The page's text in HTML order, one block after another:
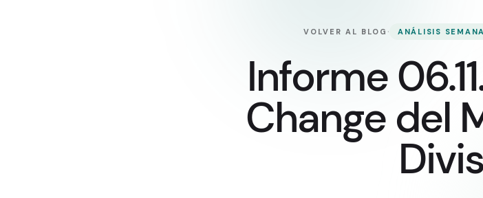
VOLVER AL BLOG · ANÁLISIS
Informe
Change del